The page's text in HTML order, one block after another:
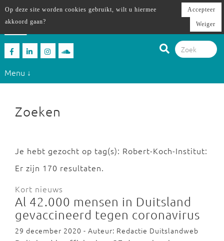
Menu ↓
Zoeken
Je hebt gezocht op tag(s): Robert-Koch-Institut:
Er zijn 170 resultaten.
Kort nieuws
Al 42.000 mensen in Duitsland
gevaccineerd tegen coronavirus
29 december 2020 - Auteur: Redactie Duitslandweb
Op deze site worden cookies gebruikt, wilt u hiermee
akkoord gaan?
Accepteer
Weiger